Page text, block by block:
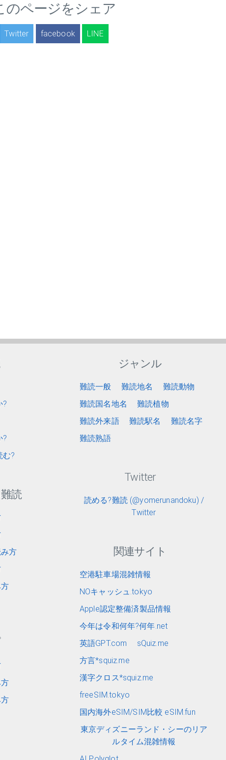
のページをシェア
Twitter facebook LINE
?
?
む?
読
方
ジャンル
難読一般 難読地名
難読動物
難読国名地名
難読植物
難読外来語
難読駅名
難読名字
難読熟語
Twitter
読める?難読 (@yomerunandoku) /
Twitter
関連サイト
空港駐車場混雑情報
NOキャッシュ.tokyo
Apple認定整備済製品情報
今年は令和何年?何年.net
英語GPT.com
sQuiz.me
方言*squiz.me
漢字クロス*squiz.me
freeSIM.tokyo
国内海外eSIM/SIM比較 eSIM.fun
東京ディズニーランド・シーのリア
ルタイム混雑情報